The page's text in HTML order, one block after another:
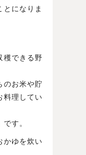
とになりま
穫できる野
のお米や貯
料理してい
す。
かゆを炊い